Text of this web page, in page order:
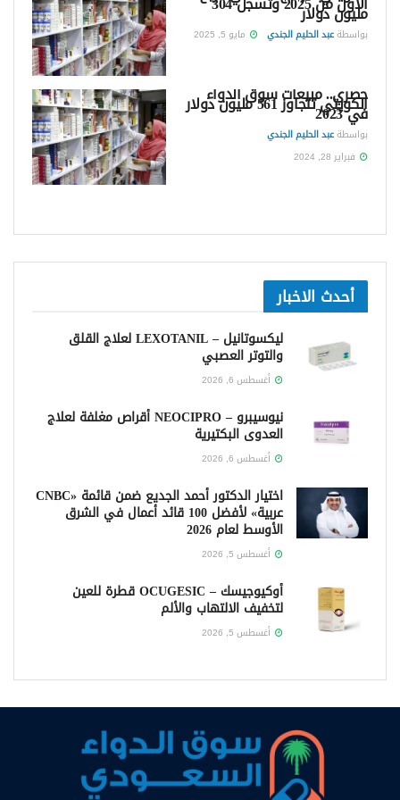
مليون دولار
بواسطةعبد الحليم الجندي مايو 5, 2025
حصري.. مبيعات سوق الدواء
الكويتي تتجاوز 561 مليون دولار في 2023
بواسطةعبد الحليم الجندي
فبراير 28, 2024
أحدث الاخبار
ليكسوتانيل – LEXOTANIL لعلاج القلق
والتوتر العصبي
أغسطس 6, 2026
نيوسيبرو – NEOCIPRO أقراص مغلفة لعلاج
العدوى البكتيرية
أغسطس 6, 2026
اختيار الدكتور أحمد الجديع ضمن قائمة «CNBC
عربية» لأفضل 100 قائد أعمال في الشرق
الأوسط لعام 2026
أغسطس 5, 2026
أوكيوجيسك – OCUGESIC قطرة للعين
لتخفيف الالتهاب والألم
أغسطس 5, 2026